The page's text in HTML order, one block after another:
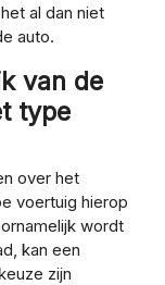
al dan niet
auto.
van de
type
over het
voertuig hierop
wordt
kan een
zijn